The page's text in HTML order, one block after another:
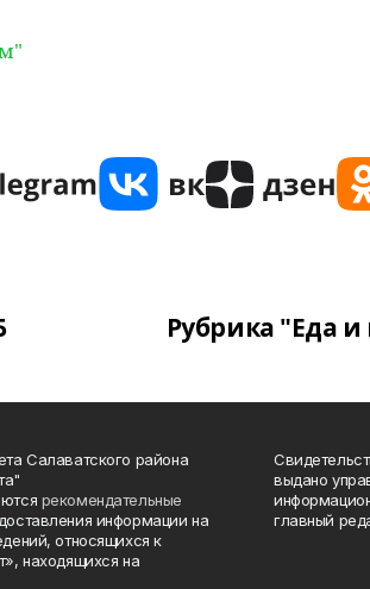
Рубрика "Еда
Салаватского района
рекомендательные
информации на
относящихся к
находящихся на
выдано
главный